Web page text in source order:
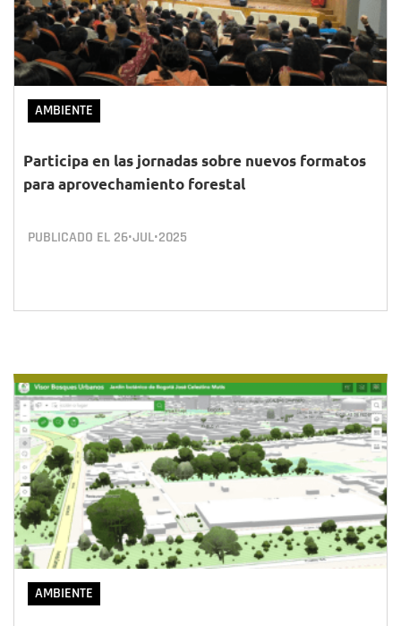
AMBIENTE
Participa en las jornadas sobre nuevos formatos
para aprovechamiento forestal
PUBLICADO EL 26•JUL•2025
AMBIENTE